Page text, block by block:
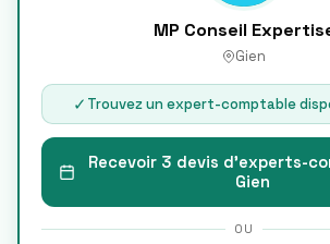
MP Conseil
Gien
✓ Trouvez un expert-comptable
Recevoir 3 devis d'experts-
Gien
OU